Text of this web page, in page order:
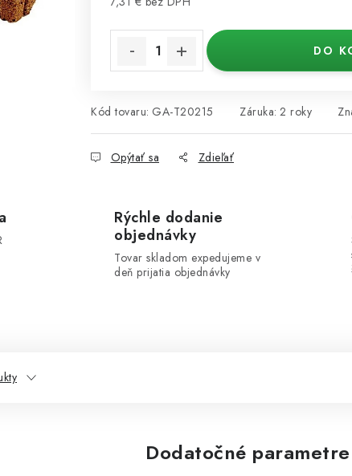
DO
Kód tovaru: GA-T20215 Záruka: 2 roky
Opýtať sa Zdieľať
Rýchle dodanie
objednávky
Tovar skladom expedujeme v
deň prijatia objednávky
Dodatočné parametre